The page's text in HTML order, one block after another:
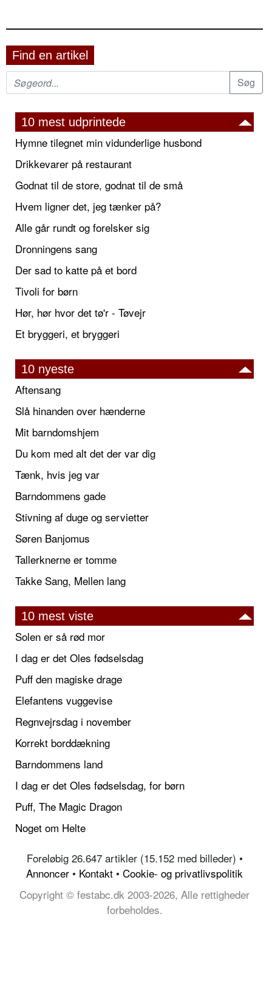
Find en artikel
10 mest udprintede
Hymne tilegnet min vidunderlige husbond
Drikkevarer på restaurant
Godnat til de store, godnat til de små
Hvem ligner det, jeg tænker på?
Alle går rundt og forelsker sig
Dronningens sang
Der sad to katte på et bord
Tivoli for børn
Hør, hør hvor det tø'r - Tøvejr
Et bryggeri, et bryggeri
10 nyeste
Aftensang
Slå hinanden over hænderne
Mit barndomshjem
Du kom med alt det der var dig
Tænk, hvis jeg var
Barndommens gade
Stivning af duge og servietter
Søren Banjomus
Tallerknerne er tomme
Takke Sang, Mellen lang
10 mest viste
Solen er så rød mor
I dag er det Oles fødselsdag
Puff den magiske drage
Elefantens vuggevise
Regnvejrsdag i november
Korrekt borddækning
Barndommens land
I dag er det Oles fødselsdag, for børn
Puff, The Magic Dragon
Noget om Helte
Foreløbig 26.647 artikler (15.152 med billeder) •
Annoncer • Kontakt • Cookie- og privatlivspolitik
Copyright © festabc.dk 2003-2026, Alle rettigheder
forbeholdes.